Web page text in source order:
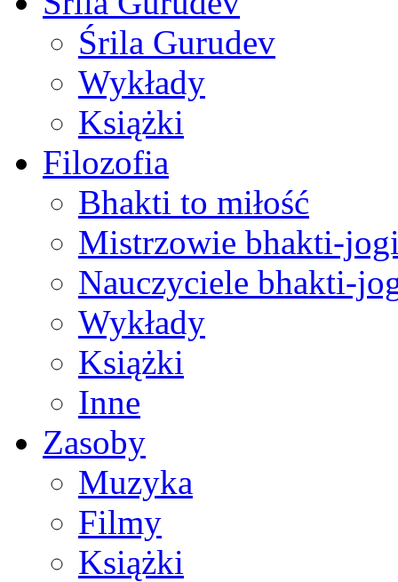
Śrila Gurudev
Wykłady
Książki
Filozofia
Bhakti to miłość
Mistrzowie bhakti-
Nauczyciele bhakti-
Wykłady
Książki
Inne
Zasoby
Muzyka
Filmy
Książki